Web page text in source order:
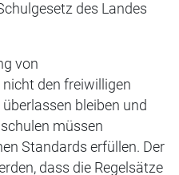
des Landes
von
den freiwilligen
bleiben und
müssen
Standards erfüllen. Der
dass die Regelsätze